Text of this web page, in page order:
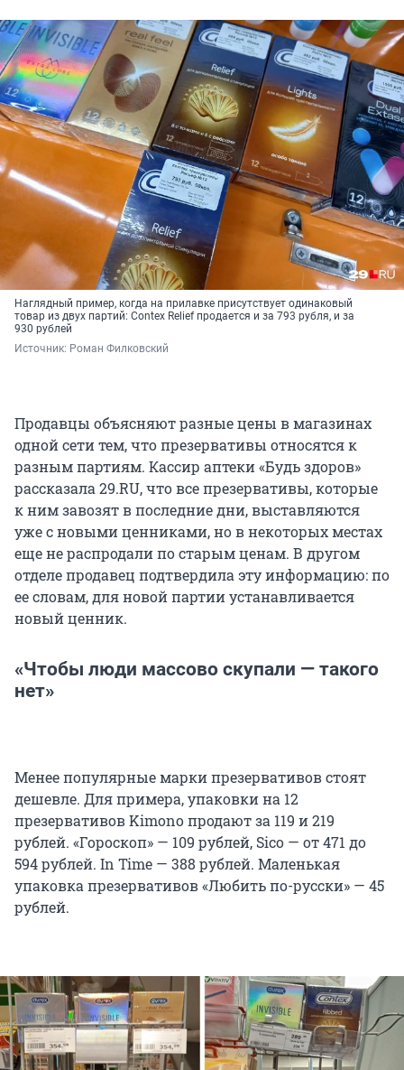
Наглядный пример, когда на прилавке присутствует одинаковый
товар из двух партий: Contex Relief продается и за 793 рубля, и за
930 рублей
Источник: Роман Филковский
Продавцы объясняют разные цены в магазинах
одной сети тем, что презервативы относятся к
разным партиям. Кассир аптеки «Будь здоров»
рассказала 29.RU, что все презервативы, которые
к ним завозят в последние дни, выставляются
уже с новыми ценниками, но в некоторых местах
еще не распродали по старым ценам. В другом
отделе продавец подтвердила эту информацию: по
ее словам, для новой партии устанавливается
новый ценник.
«Чтобы люди массово скупали — такого
нет»
Менее популярные марки презервативов стоят
дешевле. Для примера, упаковки на 12
презервативов Kimono продают за 119 и 219
рублей. «Гороскоп» — 109 рублей, Sico — от 471 до
594 рублей. In Time — 388 рублей. Маленькая
упаковка презервативов «Любить по-русски» — 45
рублей.